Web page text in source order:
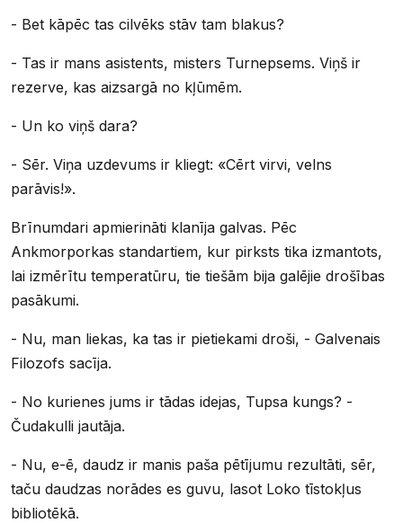
- Bet kāpēc tas cilvēks stāv tam blakus?
- Tas ir mans asistents, misters Turnepsems. Viņš ir
rezerve, kas aizsargā no kļūmēm.
- Un ko viņš dara?
- Sēr. Viņa uzdevums ir kliegt: «Cērt virvi, velns
parāvis!».
Brīnumdari apmierināti klanīja galvas. Pēc
Ankmorporkas standartiem, kur pirksts tika izmantots,
lai izmērītu temperatūru, tie tiešām bija galējie drošības
pasākumi.
- Nu, man liekas, ka tas ir pietiekami droši, - Galvenais
Filozofs sacīja.
- No kurienes jums ir tādas idejas, Tupsa kungs? -
Čudakulli jautāja.
- Nu, e-ē, daudz ir manis paša pētījumu rezultāti, sēr,
taču daudzas norādes es guvu, lasot Loko tīstokļus
bibliotēkā.